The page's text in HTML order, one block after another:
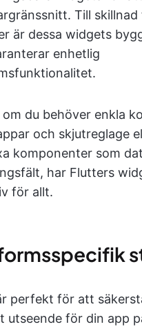
Till
är dessa widgets
enhetlig
du behöver enkla
och skjutreglage
komponenter som
har Flutters
för allt.
perfekt för att
utseende för din app